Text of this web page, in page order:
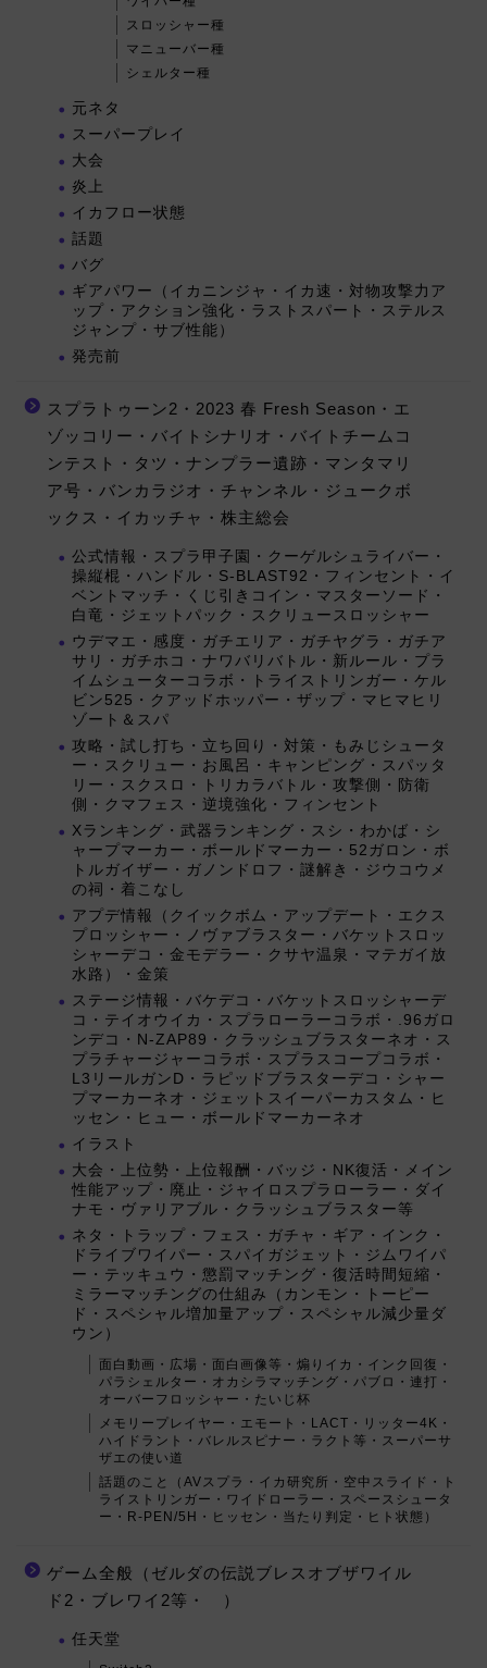
スロッシャー種
マニューバー種
シェルター種
元ネタ
スーパープレイ
大会
炎上
イカフロー状態
話題
バグ
ギアパワー（イカニンジャ・イカ速・対物攻撃力ア
ップ・アクション強化・ラストスパート・ステルス
ジャンプ・サブ性能）
発売前
スプラトゥーン2・2023 春 Fresh Season・エ
ゾッコリー・バイトシナリオ・バイトチームコ
ンテスト・タツ・ナンプラー遺跡・マンタマリ
ア号・バンカラジオ・チャンネル・ジュークボ
ックス・イカッチャ・株主総会
公式情報・スプラ甲子園・クーゲルシュライバー・
操縦棍・ハンドル・S-BLAST92・フィンセント・イ
ベントマッチ・くじ引きコイン・マスターソード・
白竜・ジェットパック・スクリュースロッシャー
ウデマエ・感度・ガチエリア・ガチヤグラ・ガチア
サリ・ガチホコ・ナワバリバトル・新ルール・プラ
イムシューターコラボ・トライストリンガー・ケル
ビン525・クアッドホッパー・ザップ・マヒマヒリ
ゾート＆スパ
攻略・試し打ち・立ち回り・対策・もみじシュータ
ー・スクリュー・お風呂・キャンピング・スパッタ
リー・スクスロ・トリカラバトル・攻撃側・防衛
側・クマフェス・逆境強化・フィンセント
Xランキング・武器ランキング・スシ・わかば・シ
ャープマーカー・ボールドマーカー・52ガロン・ボ
トルガイザー・ガノンドロフ・謎解き・ジウコウメ
の祠・着こなし
アプデ情報（クイックボム・アップデート・エクス
プロッシャー・ノヴァブラスター・バケットスロッ
シャーデコ・金モデラー・クサヤ温泉・マテガイ放
水路）・金策
ステージ情報・バケデコ・バケットスロッシャーデ
コ・テイオウイカ・スプラローラーコラボ・.96ガロ
ンデコ・N-ZAP89・クラッシュブラスターネオ・ス
プラチャージャーコラボ・スプラスコープコラボ・
L3リールガンD・ラピッドブラスターデコ・シャー
プマーカーネオ・ジェットスイーパーカスタム・ヒ
ッセン・ヒュー・ボールドマーカーネオ
イラスト
大会・上位勢・上位報酬・バッジ・NK復活・メイン
性能アップ・廃止・ジャイロスプラローラー・ダイ
ナモ・ヴァリアブル・クラッシュブラスター等
ネタ・トラップ・フェス・ガチャ・ギア・インク・
ドライブワイパー・スパイガジェット・ジムワイパ
ー・テッキュウ・懲罰マッチング・復活時間短縮・
ミラーマッチングの仕組み（カンモン・トーピー
ド・スペシャル増加量アップ・スペシャル減少量ダ
ウン）
面白動画・広場・面白画像等・煽りイカ・インク回復・
パラシェルター・オカシラマッチング・パブロ・連打・
オーバーフロッシャー・たいじ杯
メモリープレイヤー・エモート・LACT・リッター4K・
ハイドラント・バレルスピナー・ラクト等・スーパーサ
ザエの使い道
話題のこと（AVスプラ・イカ研究所・空中スライド・ト
ライストリンガー・ワイドローラー・スペースシュータ
ー・R-PEN/5H・ヒッセン・当たり判定・ヒト状態）
ゲーム全般（ゼルダの伝説ブレスオブザワイル
ド2・ブレワイ2等・ ）
任天堂